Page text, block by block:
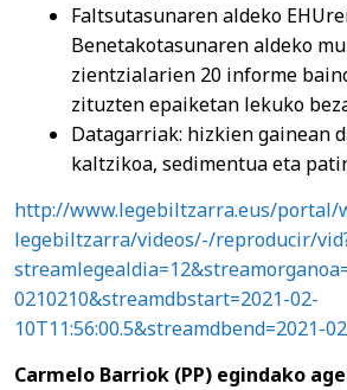
Faltsutasunaren aldeko
Benetakotasunaren aldeko
zientzialarien 20 informe
zituzten epaiketan lekuko
Datagarriak: hizkien gainean
kaltzikoa, sedimentua eta
http://www.legebiltzarra.eus/portal/
legebiltzarra/videos/-/reproducir/
0210210&streamdbstart=2021-02-
10T11:56:00.5&streamdbend=2021-
Carmelo Barriok (PP) egindako